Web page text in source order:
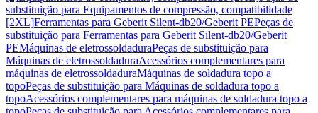
substituição para Equipamentos de compressão, compatibilidade
[2XL]Ferramentas para Geberit Silent-db20/Geberit PEPeças de
substituição para Ferramentas para Geberit Silent-db20/Geberit
PEMáquinas de eletrossoldaduraPeças de substituição para
Máquinas de eletrossoldaduraAcessórios complementares para
máquinas de eletrossoldaduraMáquinas de soldadura topo a
topoPeças de substituição para Máquinas de soldadura topo a
topoAcessórios complementares para máquinas de soldadura topo a